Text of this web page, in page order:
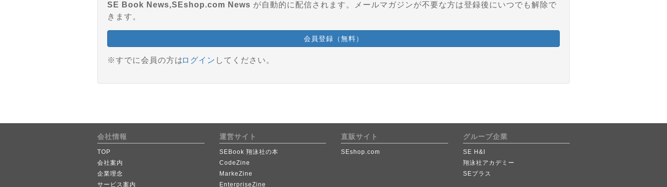
SE Book News,SEshop.com News が自動的に配信されます。メールマガジンが不要な方は登録後にいつでも解除で
きます。
会員登録（無料）
※すでに会員の方はログイン してください。
会社情報
TOP
会社案内
企業理念
サービス案内
運営サイト
SEBook 翔泳社の本
CodeZine
MarkeZine
EnterpriseZine
直販サイト
SEshop.com
グループ企業
SE H&I
翔泳社アカデミー
SEプラス